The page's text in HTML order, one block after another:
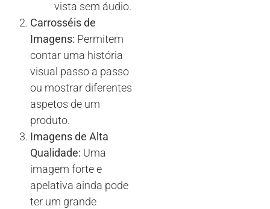
vista sem áudio.
Carrosséis de
Imagens: Permitem
contar uma história
visual passo a passo
ou mostrar diferentes
aspetos de um
produto.
Imagens de Alta
Qualidade: Uma
imagem forte e
apelativa ainda pode
ter um grande